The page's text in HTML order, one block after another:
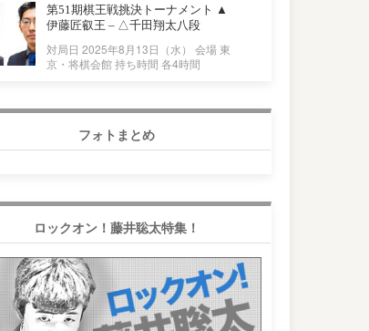
第51期棋王戦挑決トーナメント ▲
伊藤匠叡王 – △千田翔太八段
対局日 2025年8月13日（水） 会場 東
京・将棋会館 持ち時間 各4時間
フォトまとめ
ロックオン！藤井聡太特集！